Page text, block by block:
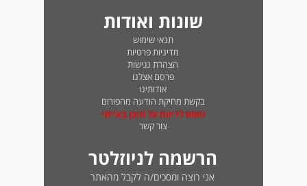
שונות ואודות
תנאי שימוש
מדיניות פרטיות
הצהרת נגישות
פרסם אצלנו
אודותינו
בקשת מחיקת הודעה מהפורום
טופס לדיווח על תוכן בעייתי
צור קשר
הרשמה לניוזלטר
אני רוצה ומסכים/ה לקבל מהאתר